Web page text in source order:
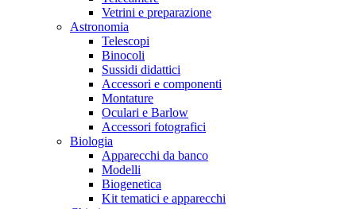
Vetrini e preparazione
Astronomia
Telescopi
Binocoli
Sussidi didattici
Accessori e componenti
Montature
Oculari e Barlow
Accessori fotografici
Biologia
Apparecchi da banco
Modelli
Biogenetica
Kit tematici e apparecchi